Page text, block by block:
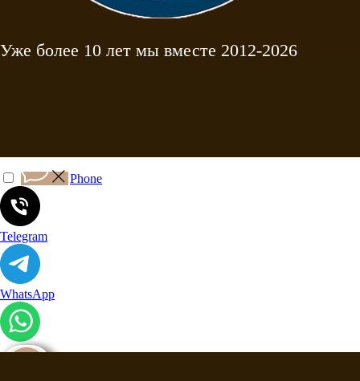
Уже более 10 лет мы вместе 2012-2026
Phone
Telegram
WhatsApp